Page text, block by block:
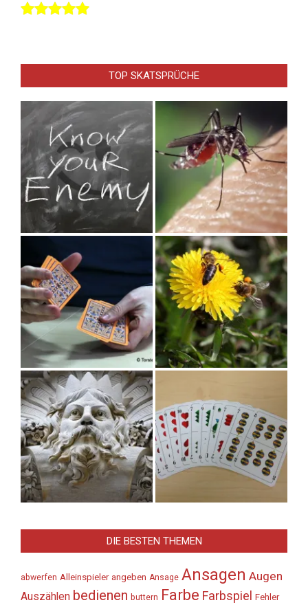
TOP SKATSPRÜCHE
DIE BESTEN THEMEN
abwerfen Alleinspieler angeben Ansage Ansagen Augen
Auszählen bedienen buttern Farbe Farbspiel Fehler